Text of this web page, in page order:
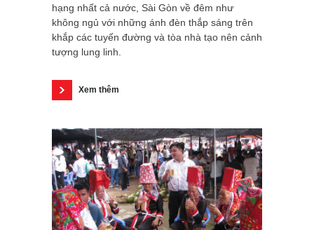
hạng nhất cả nước, Sài Gòn về đêm như
không ngủ với những ánh đèn thắp sáng trên
khắp các tuyến đường và tòa nhà tạo nên cảnh
tượng lung linh.
Xem thêm